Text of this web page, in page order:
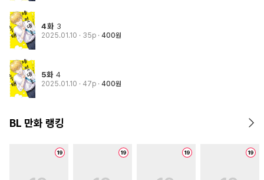
4화 3
2025.01.10 · 35p 400원
5화 4
2025.01.10 · 47p 400원
BL 만화 랭킹